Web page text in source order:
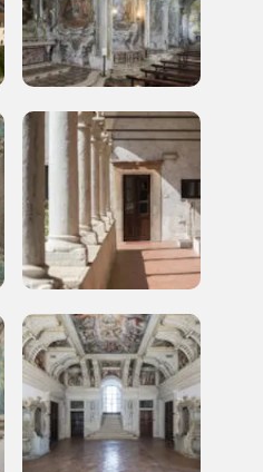
per te più interessanti,
più vicini e gli eventi
arte e cultura nell'Italia
AL FAI
riservate agli iscritti